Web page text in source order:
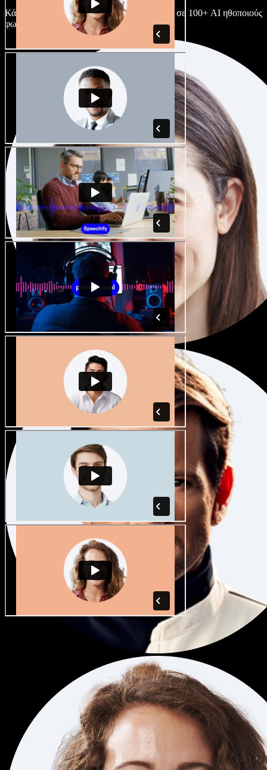
Κάθε έργο είναι μοναδικό. Διάλεξε ανάμεσα σε 100+ AI ηθοποιούς
φωνής & διαλέκτους και κάν’ τους όπως θες.